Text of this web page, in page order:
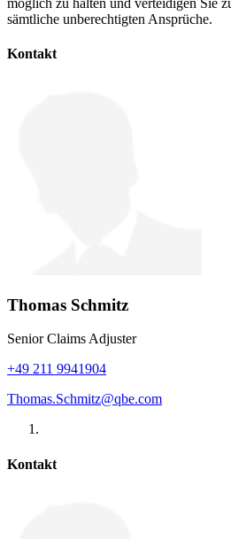
sämtliche unberechtigten Ansprüche.
Kontakt
Thomas Schmitz
Senior Claims Adjuster
+49 211 9941904
Thomas.Schmitz@qbe.com
Kontakt